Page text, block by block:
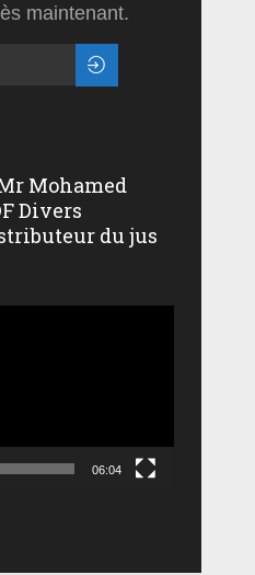
maintenant.
Mohamed
Divers
du jus
06:04